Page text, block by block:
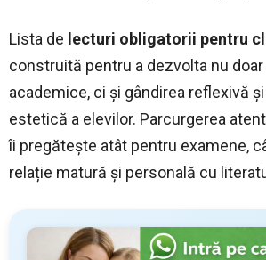
Lista de lecturi obligatorii pentru
construită pentru a dezvolta nu
academice, ci și gândirea reflexivă
estetică a elevilor. Parcurgerea
îi pregătește atât pentru examene,
relație matură și personală cu